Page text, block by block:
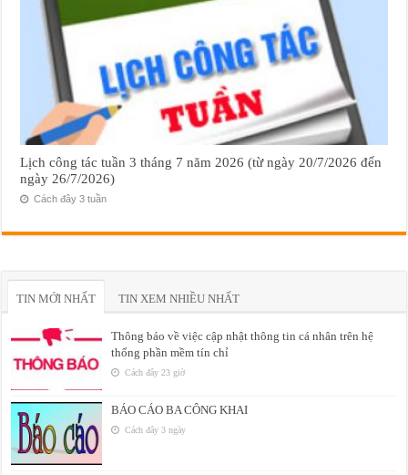
Lịch công tác tuần 3 tháng 7 năm 2026 (từ ngày 20/7/2026 đến
ngày 26/7/2026)
Cách đây 3 tuần
TIN MỚI NHẤT TIN XEM NHIỀU NHẤT
Thông báo về việc cập nhật thông tin cá nhân trên hệ
thống phần mềm tín chỉ
Cách đây 23 giờ
BÁO CÁO BA CÔNG KHAI
Cách đây 3 ngày